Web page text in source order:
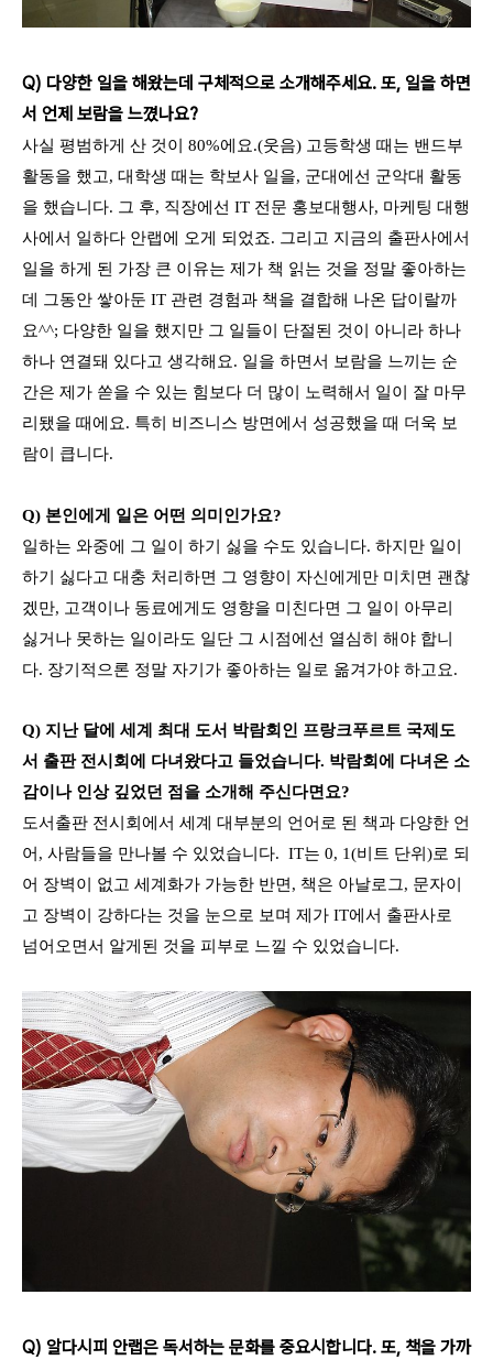
Q) 다양한 일을 해왔는데 구체적으로 소개해주세요. 또, 일을 하면
서 언제 보람을 느꼈나요?
사실 평범하게 산 것이 80%에요.(웃음) 고등학생 때는 밴드부
활동을 했고, 대학생 때는 학보사 일을, 군대에선 군악대 활동
을 했습니다. 그 후, 직장에선 IT 전문 홍보대행사, 마케팅 대행
사에서 일하다 안랩에 오게 되었죠. 그리고 지금의 출판사에서
일을 하게 된 가장 큰 이유는 제가 책 읽는 것을 정말 좋아하는
데 그동안 쌓아둔 IT 관련 경험과 책을 결합해 나온 답이랄까
요^^; 다양한 일을 했지만 그 일들이 단절된 것이 아니라 하나
하나 연결돼 있다고 생각해요. 일을 하면서 보람을 느끼는 순
간은 제가 쏟을 수 있는 힘보다 더 많이 노력해서 일이 잘 마무
리됐을 때에요. 특히 비즈니스 방면에서 성공했을 때 더욱 보
람이 큽니다.
Q) 본인에게 일은 어떤 의미인가요?
일하는 와중에 그 일이 하기 싫을 수도 있습니다. 하지만 일이
하기 싫다고 대충 처리하면 그 영향이 자신에게만 미치면 괜찮
겠만, 고객이나 동료에게도 영향을 미친다면 그 일이 아무리
싫거나 못하는 일이라도 일단 그 시점에선 열심히 해야 합니
다. 장기적으론 정말 자기가 좋아하는 일로 옮겨가야 하고요.
Q) 지난 달에 세계 최대 도서 박람회인 프랑크푸르트 국제도
서 출판 전시회에 다녀왔다고 들었습니다. 박람회에 다녀온 소
감이나 인상 깊었던 점을 소개해 주신다면요?
도서출판 전시회에서 세계 대부분의 언어로 된 책과 다양한 언
어, 사람들을 만나볼 수 있었습니다. IT는 0, 1(비트 단위)로 되
어 장벽이 없고 세계화가 가능한 반면, 책은 아날로그, 문자이
고 장벽이 강하다는 것을 눈으로 보며 제가 IT에서 출판사로
넘어오면서 알게된 것을 피부로 느낄 수 있었습니다.
Q) 알다시피 안랩은 독서하는 문화를 중요시합니다. 또, 책을 가까